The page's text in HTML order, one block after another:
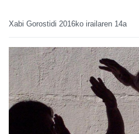
Xabi Gorostidi 2016ko irailaren 14a